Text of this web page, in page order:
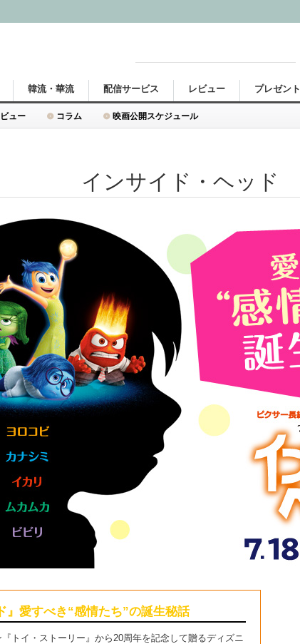
ュー コラム 映画公開スケジュール
韓流・華流 配信サービス レビュー プレゼント
インサイド・ヘッド
』愛すべき“感情たち”の誕生秘話
トイ・ストーリー』から20周年を記念して贈るディズニ